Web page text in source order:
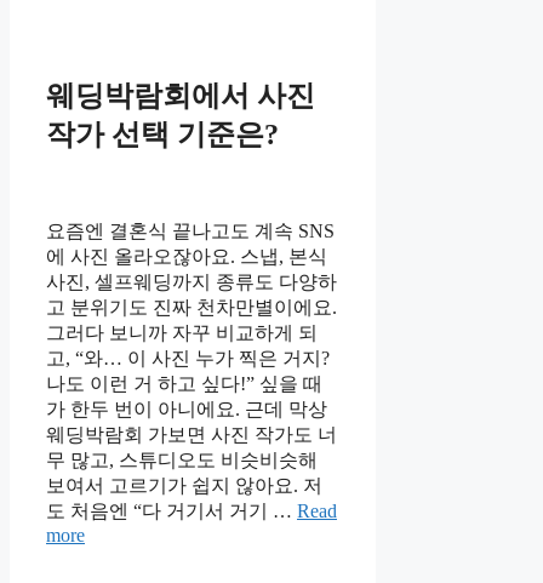
웨딩박람회에서 사진
작가 선택 기준은?
요즘엔 결혼식 끝나고도 계속 SNS
에 사진 올라오잖아요. 스냅, 본식
사진, 셀프웨딩까지 종류도 다양하
고 분위기도 진짜 천차만별이에요.
그러다 보니까 자꾸 비교하게 되
고, “와… 이 사진 누가 찍은 거지?
나도 이런 거 하고 싶다!” 싶을 때
가 한두 번이 아니에요. 근데 막상
웨딩박람회 가보면 사진 작가도 너
무 많고, 스튜디오도 비슷비슷해
보여서 고르기가 쉽지 않아요. 저
도 처음엔 “다 거기서 거기 … Read
more